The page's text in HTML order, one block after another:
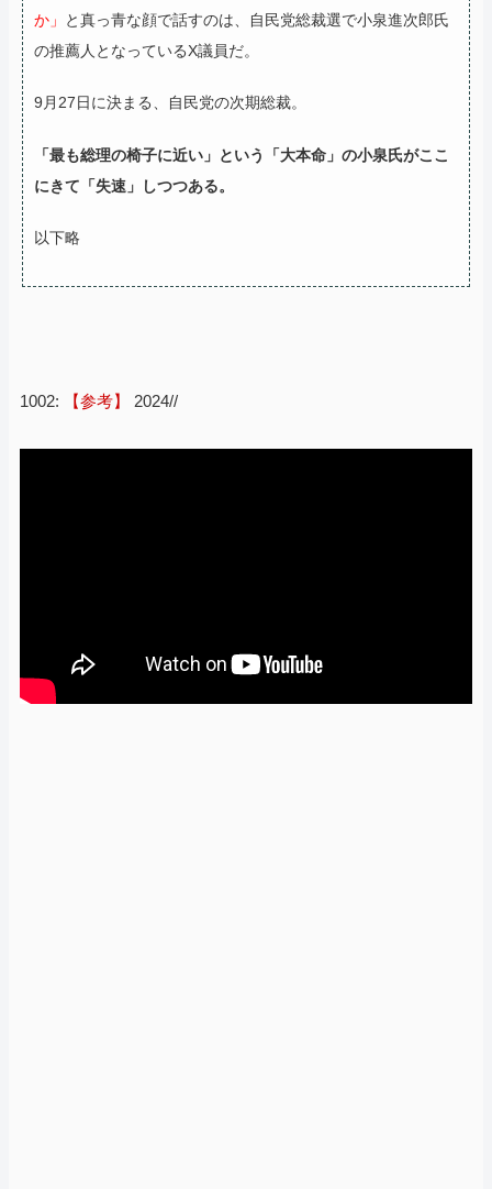
か」
と真っ青な顔で話すのは、自民党総裁選で小泉進次郎氏
の推薦人となっているX議員だ。
9月27日に決まる、自民党の次期総裁。
「最も総理の椅子に近い」という「大本命」の小泉氏がここ
にきて「失速」しつつある。
以下略
1002: 【参考】 2024//